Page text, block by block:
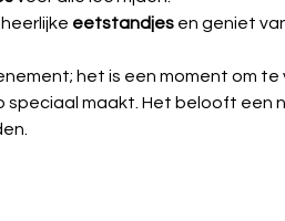
eetstandjes en geniet
het is een moment om
speciaal maakt. Het belooft een